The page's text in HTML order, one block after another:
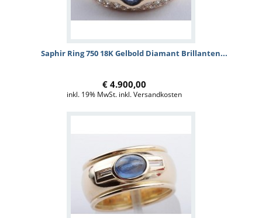
Saphir Ring 750 18K Gelbold Diamant Brillanten...
€ 4.900,00
inkl. 19% MwSt. inkl. Versandkosten